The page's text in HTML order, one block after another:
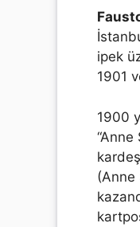
ipek
1901
1900
“Anne
(Anne